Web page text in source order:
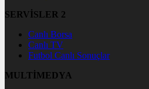
SERVİSLER 2
Canlı Borsa
Canlı TV
Futbol Canlı Sonuçlar
MULTİMEDYA